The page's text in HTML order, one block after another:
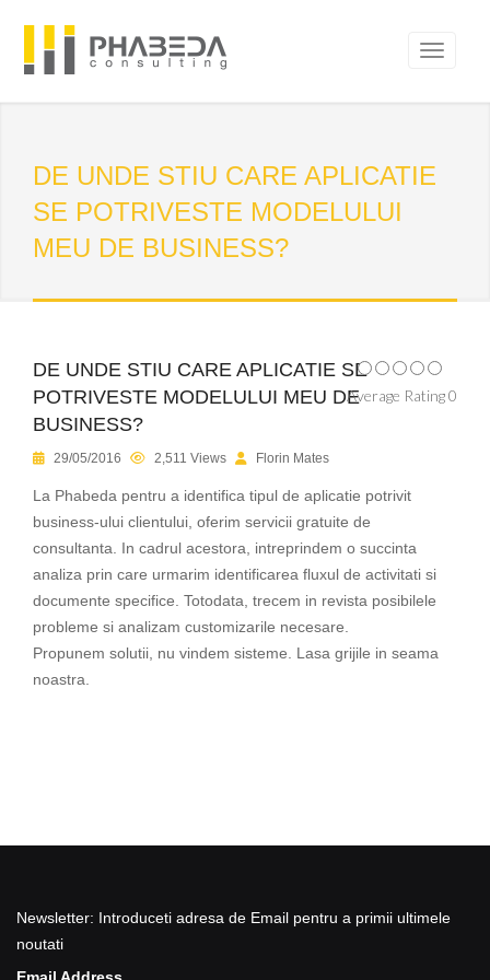
DE UNDE STIU CARE APLICATIE
SE POTRIVESTE MODELULUI
MEU DE BUSINESS?
DE UNDE STIU CARE APLICATIE SE
POTRIVESTE MODELULUI MEU DE
BUSINESS?
Average Rating 0
29/05/2016 2,511 Views Florin Mates
La Phabeda pentru a identifica tipul de aplicatie potrivit
business-ului clientului, oferim servicii gratuite de
consultanta. In cadrul acestora, intreprindem o succinta
analiza prin care urmarim identificarea fluxul de activitati si
documente specifice. Totodata, trecem in revista posibilele
probleme si analizam customizarile necesare.
Propunem solutii, nu vindem sisteme. Lasa grijile in seama
noastra.
Newsletter: Introduceti adresa de Email pentru a primii ultimele
noutati